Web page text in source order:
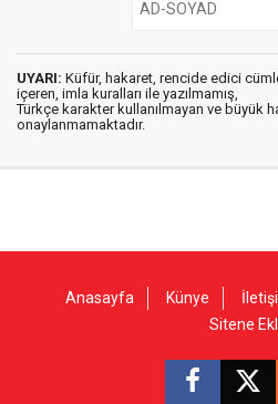
UYARI: Küfür, hakaret, rencide edici
içeren, imla kuralları ile yazılmamış,
Türkçe karakter kullanılmayan ve büyük
onaylanmamaktadır.
Anasayfa Künye
Sitene